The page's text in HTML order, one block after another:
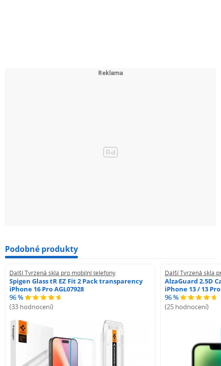
Podobné produkty
Další Tvrzená skla pro mobilní telefony
Spigen Glass tR EZ Fit 2 Pack transparency
iPhone 16 Pro AGL07928
96 %
(33 hodnocení)
Další Tvrzená skla
AlzaGuard 2.5D
iPhone 13 / 13 Pro
96 %
(25 hodnocení)